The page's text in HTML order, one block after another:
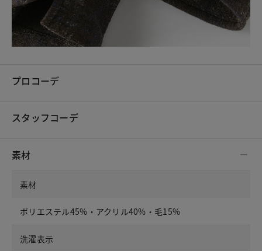
プロコーデ
スタッフコーデ
素材
素材
ポリエステル45%・アクリル40%・毛15%
洗濯表示